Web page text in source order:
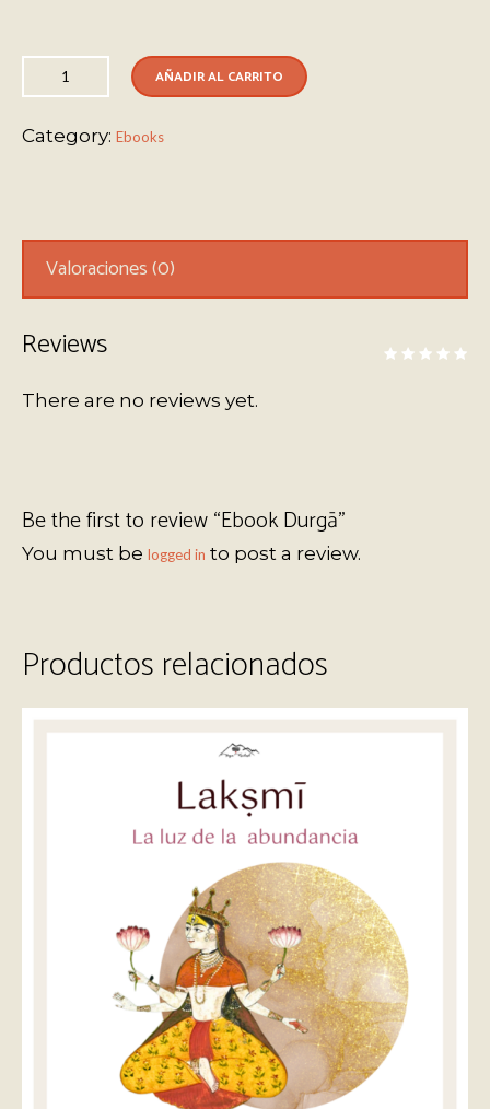
AÑADIR AL CARRITO
Category: Ebooks
Valoraciones (0)
Reviews
There are no reviews yet.
Be the first to review “Ebook Durgā”
You must be logged in to post a review.
Productos relacionados